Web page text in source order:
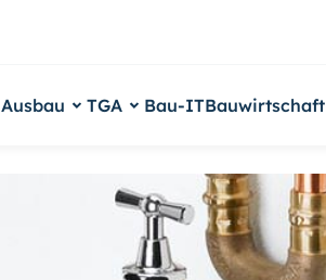
Ausbau TGA Bau-ITBauwirtschaft